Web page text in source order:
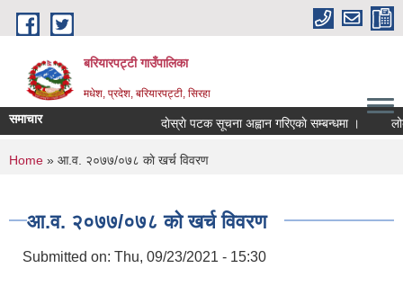
Skip to main content
बरियारपट्टी गाउँपालिका
मधेश, प्रदेश, बरियारपट्टी, सिरहा
समाचार दाेस्राे पटक सूचना अह्वान गरिएकाे सम्बन्धमा । लोक
You are here
Home » आ.व. २०७७/०७८ काे खर्च विवरण
आ.व. २०७७/०७८ काे खर्च विवरण
Submitted on: Thu, 09/23/2021 - 15:30